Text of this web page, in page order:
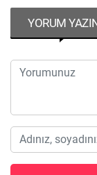
YORUM